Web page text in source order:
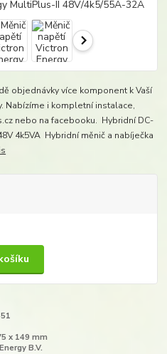
objednávky více komponent k Vaší
Nabízíme i kompletní instalace,
nebo na facebooku. Hybridní DC-
4k5VA Hybridní měnič a nabíječka
x 149 mm​
B.V.